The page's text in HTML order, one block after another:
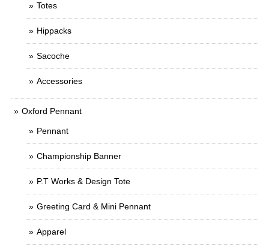
Totes
Hippacks
Sacoche
Accessories
Oxford Pennant
Pennant
Championship Banner
P.T Works & Design Tote
Greeting Card & Mini Pennant
Apparel